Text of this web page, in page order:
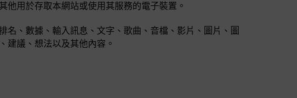
他用於存取本網站或使用其服務的電子裝置。
、數據、輸入訊息、文字、歌曲、音檔、影片、圖片、圖
建議、想法以及其他內容。